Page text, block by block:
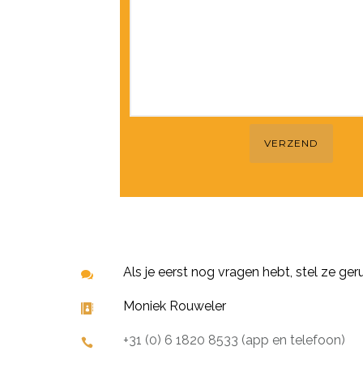
Als je eerst nog vragen hebt, stel ze
Moniek Rouweler
+31 (0) 6 1820 8533 (app en telefoon)